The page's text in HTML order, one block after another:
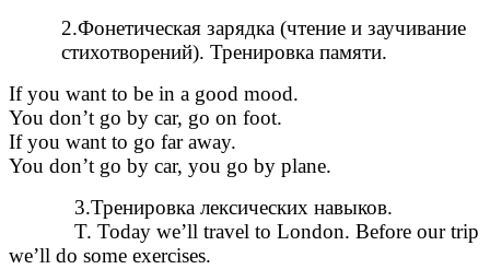
2.Фонетическая зарядка (чтение и заучивание
стихотворений). Тренировка памяти.
If you want to be in a good mood.
You don’t go by car, go on foot.
If you want to go far away.
You don’t go by car, you go by plane.
3.Тренировка лексических навыков.
T. Today we’ll travel to London. Before our trip
we’ll do some exercises.